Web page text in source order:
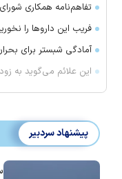
تفاهم‌نامه همکاری
فریب این دارو‌ها را
آمادگی شبستر برای
این علائم می‌گوید به
پیشنهاد سردبیر